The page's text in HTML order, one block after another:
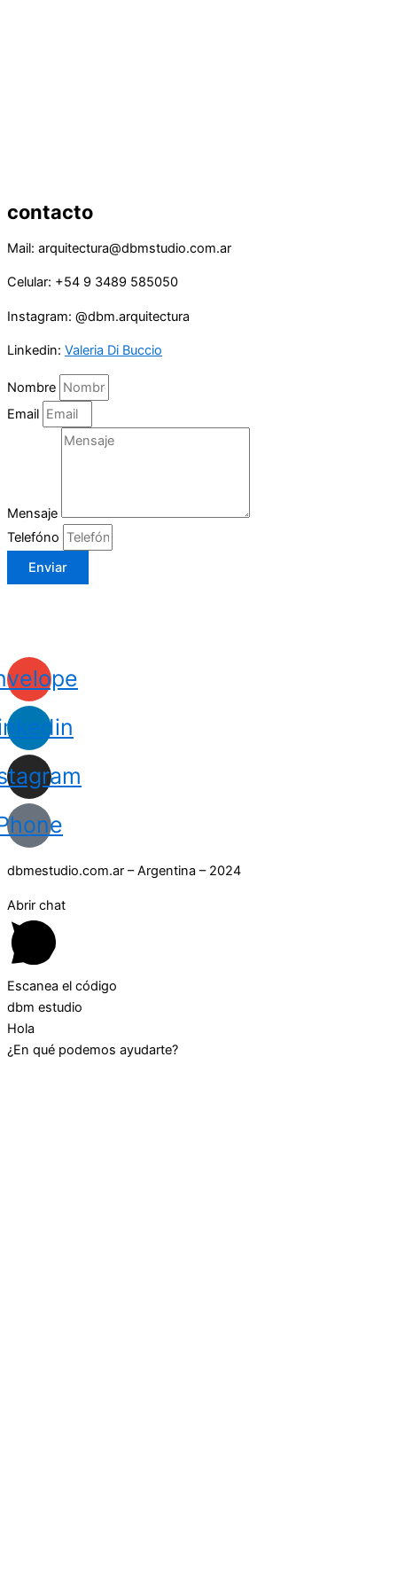
contacto
Mail: arquitectura@dbmstudio.com.ar
Celular: +54 9 3489 585050
Instagram: @dbm.arquitectura
Linkedin: Valeria Di Buccio
Nombre
Email
Mensaje
Telefóno
Enviar
dbmestudio.com.ar – Argentina – 2024
Abrir chat
Escanea el código
dbm estudio
Hola
¿En qué podemos ayudarte?